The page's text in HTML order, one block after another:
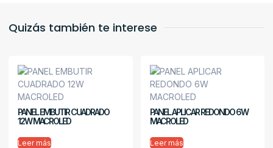
Quizás también te interese
PANEL EMBUTIR CUADRADO
12W MACROLED
Leer más
PANEL APLICAR REDONDO 6W
MACROLED
Leer más